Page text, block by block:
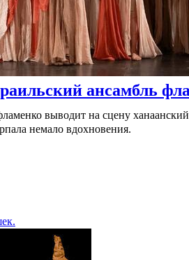
ансамбль
выводит на сцену
немало вдохновения.